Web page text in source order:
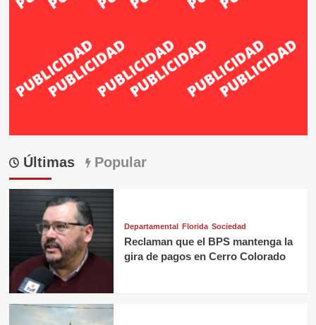
Últimas Popular
Departamental Florida Sociedad
Reclaman que el BPS mantenga la
gira de pagos en Cerro Colorado